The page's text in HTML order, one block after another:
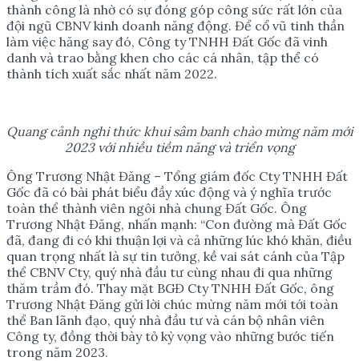
thành công là nhờ có sự đóng góp công sức rất lớn của
đội ngũ CBNV kinh doanh năng động. Để cổ vũ tinh thần
làm việc hăng say đó, Công ty TNHH Đất Gốc đã vinh
danh và trao bằng khen cho các cá nhân, tập thể có
thành tích xuất sắc nhất năm 2022.
Quang cảnh nghi thức khui sâm banh chào mừng năm mới
2023 với nhiều tiềm năng và triển vọng
Ông Trương Nhật Đăng – Tổng giám đốc Cty TNHH Đất
Gốc đã có bài phát biểu đầy xúc động và ý nghĩa trước
toàn thể thành viên ngôi nhà chung Đất Gốc. Ông
Trương Nhật Đăng, nhấn mạnh: “Con đường mà Đất Gốc
đã, đang đi có khi thuận lợi và cả những lúc khó khăn, điều
quan trọng nhất là sự tin tưởng, kề vai sát cánh của Tập
thể CBNV Cty, quý nhà đầu tư cùng nhau đi qua những
thăm trầm đó. Thay mặt BGĐ Cty TNHH Đất Gốc, ông
Trương Nhật Đăng gửi lời chúc mừng năm mới tới toàn
thể Ban lãnh đạo, quý nhà đầu tư và cán bộ nhân viên
Công ty, đồng thời bày tỏ kỳ vọng vào những bước tiến
trong năm 2023.